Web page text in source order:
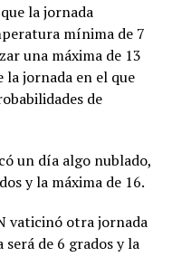
la jornada
mínima de 7
una máxima de 13
la jornada en el que
de
un día algo nublado,
y la máxima de 16.
vaticinó otra jornada
de 6 grados y la